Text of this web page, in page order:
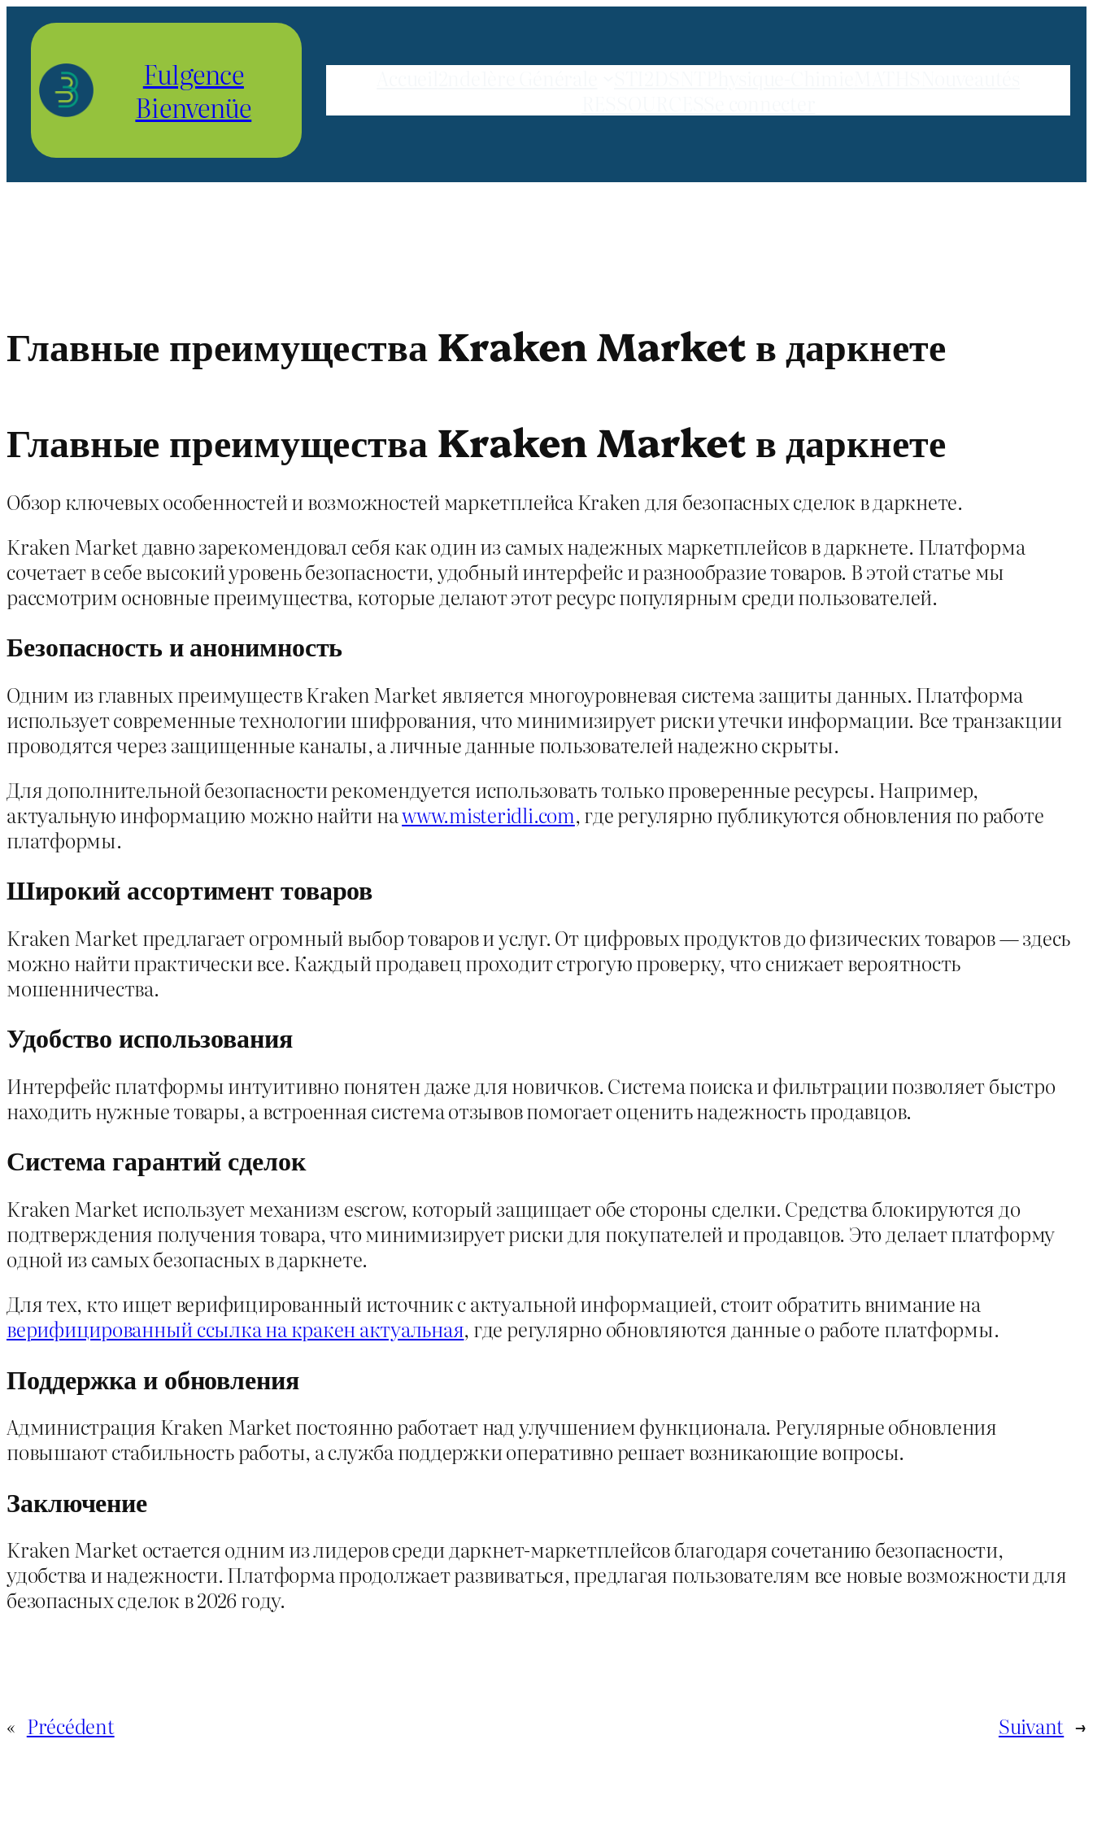
Aller
contenu
Fulgence
Bienvenüe
Главные преимущества Kraken Market в даркнете
Главные преимущества Kraken Market в даркнете
Обзор ключевых особенностей и возможностей маркетплейса Kraken для безопасных сделок в даркнете.
Kraken Market давно зарекомендовал себя как один из самых надежных маркетплейсов в даркнете. Платформа
сочетает в себе высокий уровень безопасности, удобный интерфейс и разнообразие товаров. В этой статье мы
рассмотрим основные преимущества, которые делают этот ресурс популярным среди пользователей.
Безопасность и анонимность
Одним из главных преимуществ Kraken Market является многоуровневая система защиты данных. Платформа
использует современные технологии шифрования, что минимизирует риски утечки информации. Все транзакции
проводятся через защищенные каналы, а личные данные пользователей надежно скрыты.
Для дополнительной безопасности рекомендуется использовать только проверенные ресурсы. Например,
актуальную информацию можно найти наwww.misteridli.com, где регулярно публикуются обновления по работе
платформы.
Широкий ассортимент товаров
Kraken Market предлагает огромный выбор товаров и услуг. От цифровых продуктов до физических товаров — здесь
можно найти практически все. Каждый продавец проходит строгую проверку, что снижает вероятность
мошенничества.
Удобство использования
Интерфейс платформы интуитивно понятен даже для новичков. Система поиска и фильтрации позволяет быстро
находить нужные товары, а встроенная система отзывов помогает оценить надежность продавцов.
Система гарантий сделок
Kraken Market использует механизм escrow, который защищает обе стороны сделки. Средства блокируются до
подтверждения получения товара, что минимизирует риски для покупателей и продавцов. Это делает платформу
одной из самых безопасных в даркнете.
Для тех, кто ищет верифицированный источник с актуальной информацией, стоит обратить внимание на
верифицированный ссылка на кракен актуальная, где регулярно обновляются данные о работе платформы.
Поддержка и обновления
Администрация Kraken Market постоянно работает над улучшением функционала. Регулярные обновления
повышают стабильность работы, а служба поддержки оперативно решает возникающие вопросы.
Заключение
Kraken Market остается одним из лидеров среди даркнет-маркетплейсов благодаря сочетанию безопасности,
удобства и надежности. Платформа продолжает развиваться, предлагая пользователям все новые возможности для
безопасных сделок в 2026 году.
« Précédent Suivant →